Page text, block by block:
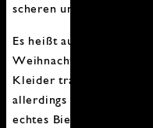
scheren und zu neuer
Es heißt auch, dass sie
Weihnachtsessen derer
Kleider tragen. Auf
allerdings nicht
echtes Biest. Und hungrig!